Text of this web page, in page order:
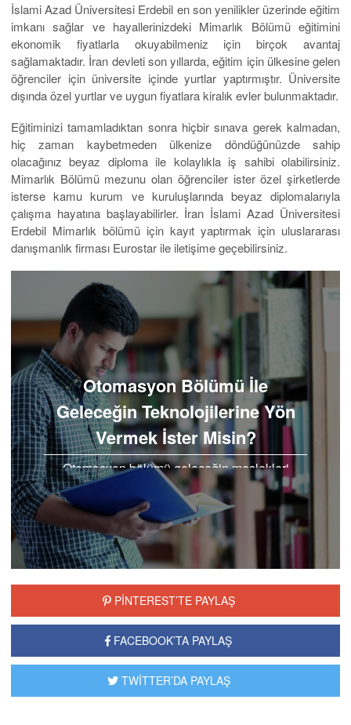
İslami Azad Üniversitesi Erdebil en son yenilikler üzerinde eğitim
imkanı sağlar ve hayallerinizdeki Mimarlık Bölümü eğitimini
ekonomik fiyatlarla okuyabilmeniz için birçok avantaj
sağlamaktadır. İran devleti son yıllarda, eğitim için ülkesine gelen
öğrenciler için üniversite içinde yurtlar yaptırmıştır. Üniversite
dışında özel yurtlar ve uygun fiyatlara kiralık evler bulunmaktadır.
Eğitiminizi tamamladıktan sonra hiçbir sınava gerek kalmadan,
hiç zaman kaybetmeden ülkenize döndüğünüzde sahip
olacağınız beyaz diploma ile kolaylıkla iş sahibi olabilirsiniz.
Mimarlık Bölümü mezunu olan öğrenciler ister özel şirketlerde
isterse kamu kurum ve kuruluşlarında beyaz diplomalarıyla
çalışma hayatına başlayabilirler. İran İslami Azad Üniversitesi
Erdebil Mimarlık bölümü için kayıt yaptırmak için uluslararası
danışmanlık firması Eurostar ile iletişime geçebilirsiniz.
Otomasyon Bölümü İle
Geleceğin Teknolojilerine Yön
Vermek İster Misin?
Otomasyon bölümü geleceğin meslekleri
arasında gösterilmektedir. Hem ülkemizde hem
de dünyada otomasyon bölümü mezunları
rahatlıkla iş bulabilmektedir.Kariyer hedefine
yurtdışında ulaşmak isteyen…
PİNTEREST’TE PAYLAŞ
FACEBOOK’TA PAYLAŞ
TWİTTER’DA PAYLAŞ